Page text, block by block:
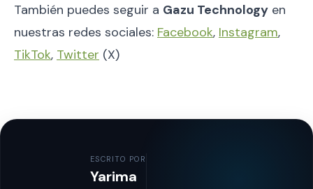
También puedes seguir a Gazu Technology en
nuestras redes sociales: Facebook, Instagram,
TikTok, Twitter (X)
ESCRITO POR
Yarima